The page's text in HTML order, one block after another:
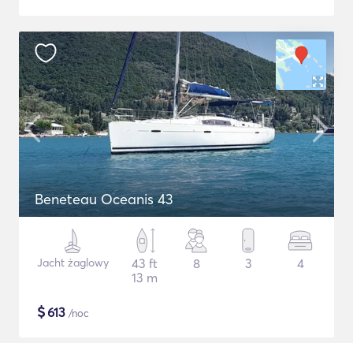
Beneteau Oceanis 43
Jacht żaglowy
43 ft
13 m
8 3 4
$613 /noc